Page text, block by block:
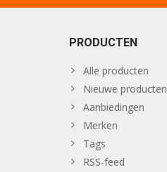
PRODUCTEN
Alle producten
Nieuwe producten
Aanbiedingen
Merken
Tags
RSS-feed